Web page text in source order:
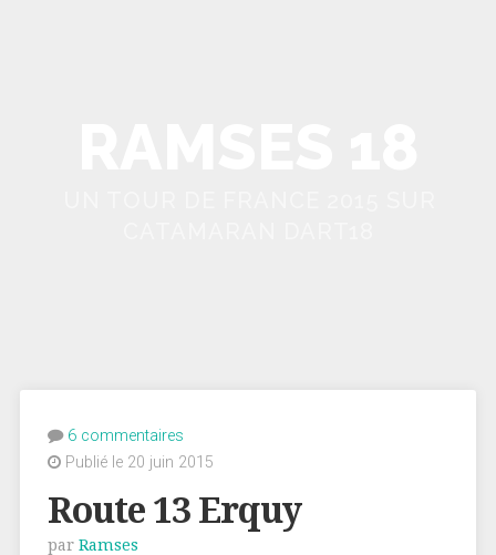
6 commentaires
Publié le 20 juin 2015
Route 13 Erquy
par Ramses